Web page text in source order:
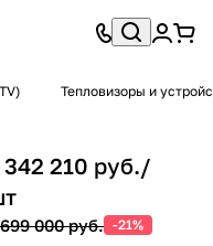
Тепловизоры и
342 210 руб./
000 руб. -21%